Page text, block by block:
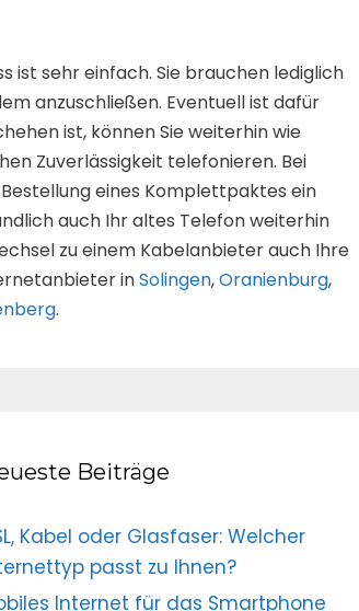
ist sehr einfach. Sie brauchen lediglich
anzuschließen. Eventuell ist dafür
ist, können Sie weiterhin wie
Zuverlässigkeit telefonieren. Bei
eines Komplettpaktes ein
auch Ihr altes Telefon weiterhin
zu einem Kabelanbieter auch Ihre
inSolingen,Oranienburg,
.
Beiträge
Kabel oder Glasfaser: Welcher
passt zu Ihnen?
Internet für das Smartphone